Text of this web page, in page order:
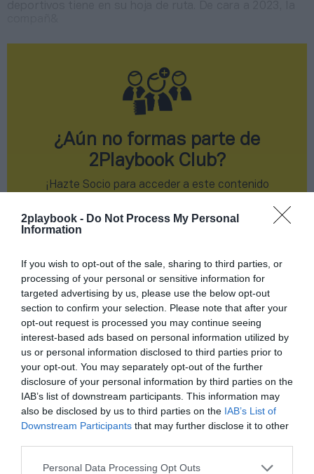
2playbook - Do Not Process My Personal
Information
If you wish to opt-out of the sale, sharing to third parties, or
processing of your personal or sensitive information for
targeted advertising by us, please use the below opt-out
section to confirm your selection. Please note that after your
opt-out request is processed you may continue seeing
interest-based ads based on personal information utilized by
us or personal information disclosed to third parties prior to
your opt-out. You may separately opt-out of the further
disclosure of your personal information by third parties on the
IAB’s list of downstream participants. This information may
also be disclosed by us to third parties on the IAB’s List of
Downstream Participants that may further disclose it to other
Personal Data Processing Opt Outs
Índex
RPM-Mktg
¿Aún no formas parte de
2Playbook Club?
¡Hazte Socio para acceder a este contenido
¡Suscríbete! Inicia sesión
Compartir
Imprimir